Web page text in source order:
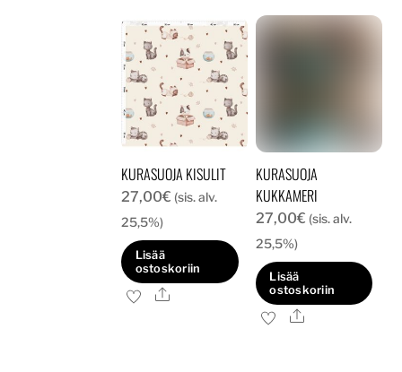
KURASUOJA KISULIT
27,00€ (sis. alv.
25,5%)
Lisää
ostoskoriin
Ale
KURASUOJA
KUKKAMERI
27,00€ (sis. alv.
25,5%)
Lisää
ostoskoriin
Ale